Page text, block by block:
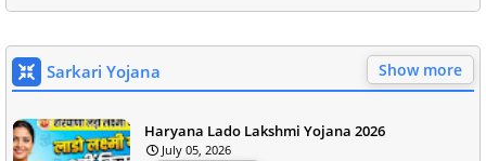
Sarkari Yojana Show more
Haryana Lado Lakshmi Yojana 2026
July 05, 2026